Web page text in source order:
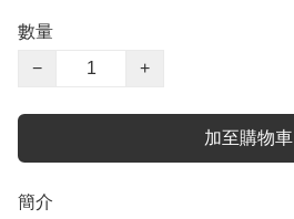
數量
−
+
加至購物車
簡介